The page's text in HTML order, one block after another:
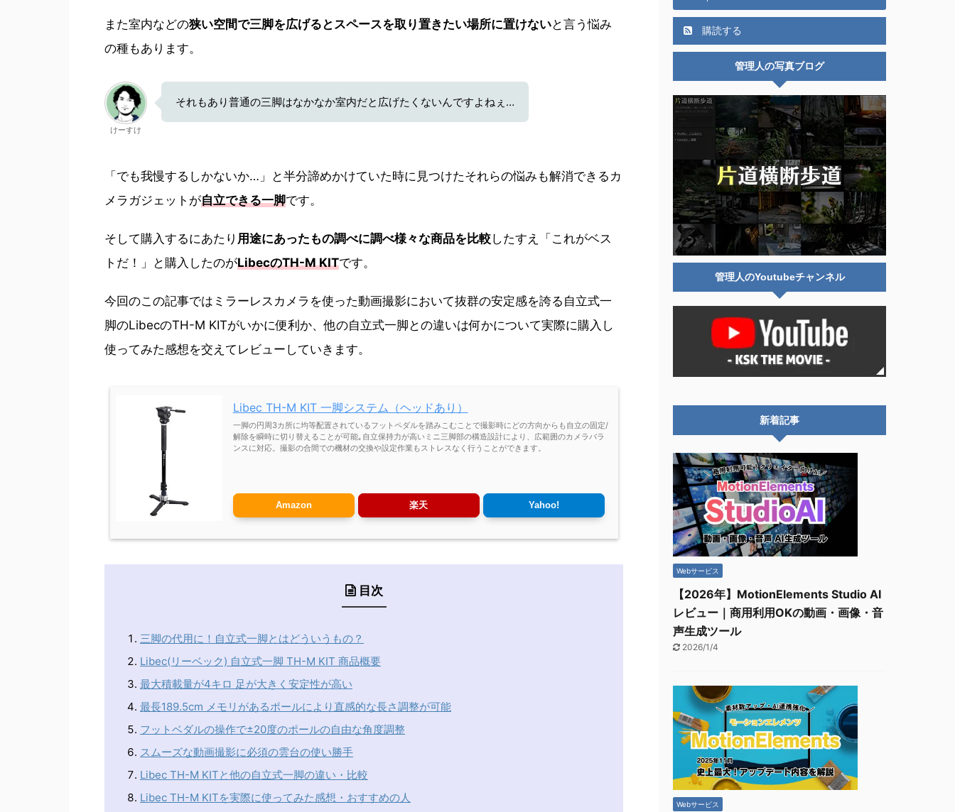
また室内などの狭い空間で三脚を広げるとスペースを取り置きたい場所に置けないと言う悩み
の種もあります。
けーすけ
それもあり普通の三脚はなかなか室内だと広げたくないんですよねぇ…
「でも我慢するしかないか…」と半分諦めかけていた時に見つけたそれらの悩みも解消できるカ
メラガジェットが自立できる一脚です。
そして購入するにあたり 用途にあったもの調べに調べ様々な商品を比較したすえ「これがベス
トだ！」と購入したのがLibecのTH-M KITです。
今回のこの記事ではミラーレスカメラを使った動画撮影において抜群の安定感を誇る自立式一
脚のLibecのTH-M KITがいかに便利か、他の自立式一脚との違いは何かについて実際に購入し
使ってみた感想を交えてレビューしていきます。
Libec TH-M KIT 一脚システム（ヘッドあり）
一脚の円周3カ所に均等配置されているフットペダルを踏みこむことで撮影時にどの方向からも自立の固定/
解除を瞬時に切り替えることが可能｡自立保持力が高いミニ三脚部の構造設計により、広範囲のカメラバラ
ンスに対応。撮影の合間での機材の交換や設定作業もストレスなく行うことができます。
Amazon 楽天 Yahoo!
目次
三脚の代用に！自立式一脚とはどういうもの？
Libec(リーベック) 自立式一脚 TH-M KIT 商品概要
最大積載量が4キロ 足が大きく安定性が高い
最長189.5cm メモリがあるポールにより直感的な長さ調整が可能
フットベダルの操作で±20度のポールの自由な角度調整
スムーズな動画撮影に必須の雲台の使い勝手
Libec TH-M KITと他の自立式一脚の違い・比較
Libec TH-M KITを実際に使ってみた感想・おすすめの人
購読する
管理人の写真ブログ
管理人のYoutubeチャンネル
新着記事
Webサービス
【2026年】MotionElements Studio AI
レビュー｜商用利用OKの動画・画像・音
声生成ツール
2026/1/4
Webサービス